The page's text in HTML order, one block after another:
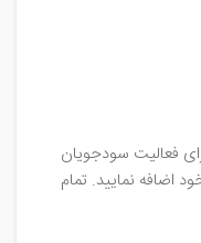
فعالیت سودجویان
اضافه نمایید. تمام